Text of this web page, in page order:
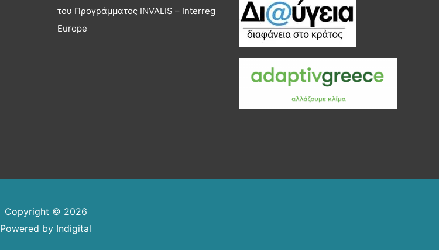
του Προγράμματος INVALIS – Interreg
Europe
Copyright © 2026
Powered by Indigital